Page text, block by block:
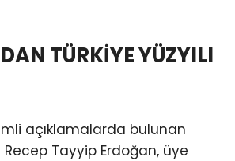
TÜRKİYE YÜZYILI
açıklamalarda bulunan
Tayyip Erdoğan, üye